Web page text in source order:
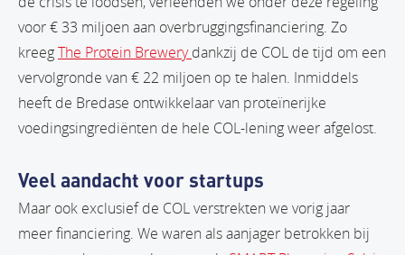
voor € 33 miljoen aan overbruggingsfinanciering. Zo
kreegThe Protein Brewerydankzij de COL de tijd om een
vervolgronde van € 22 miljoen op te halen. Inmiddels
heeft de Bredase ontwikkelaar van proteïnerijke
voedingsingrediënten de hele COL-lening weer afgelost.
Veel aandacht voor startups
Maar ook exclusief de COL verstrekten we vorig jaar
meer financiering. We waren als aanjager betrokken bij